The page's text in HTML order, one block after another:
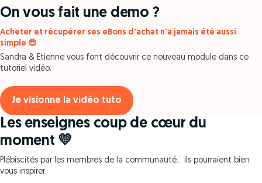
On vous fait une demo ?
Acheter et récupérer ses eBons d'achat n'a jamais été aussi
simple 😎
Sandra & Etienne vous font découvrir ce nouveau module dans ce
tutoriel vidéo.
Je visionne la vidéo tuto
Les enseignes coup de cœur du
moment 💛
Plébiscités par les membres de la communauté… ils pourraient bien
vous inspirer